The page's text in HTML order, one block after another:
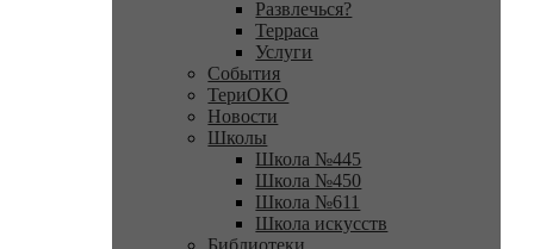
Развлечься?
Терраса
Услуги
События
ТериОКО
Новости
Школы
Школа №445
Школа №450
Школа №611
Школа искусств
Библиотеки